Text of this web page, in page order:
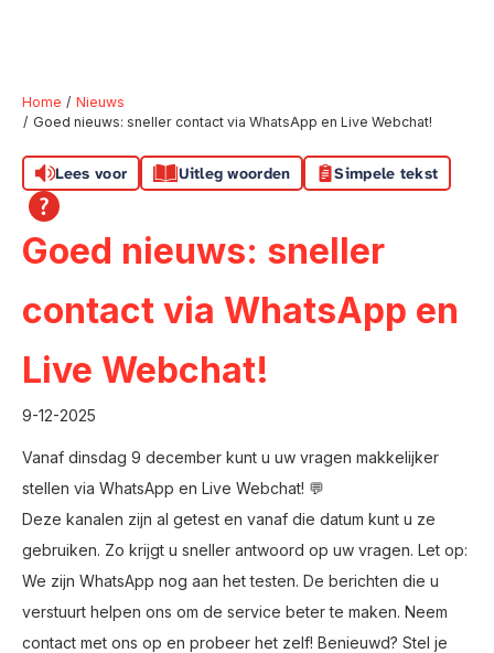
Naar hoofdinhoud
Naar hoofdnavigatiemenu
Naar zoeken
Home
Nieuws
Goed nieuws: sneller contact via WhatsApp en Live Webchat!
Lees voor Uitleg woorden Simpele tekst
Goed nieuws: sneller
contact via WhatsApp en
Live Webchat!
9-12-2025
Vanaf dinsdag 9 december kunt u uw vragen makkelijker
stellen via WhatsApp en Live Webchat! 💬
Deze kanalen zijn al getest en vanaf die datum kunt u ze
gebruiken. Zo krijgt u sneller antwoord op uw vragen. Let op:
We zijn WhatsApp nog aan het testen. De berichten die u
verstuurt helpen ons om de service beter te maken. Neem
contact met ons op en probeer het zelf! Benieuwd? Stel je